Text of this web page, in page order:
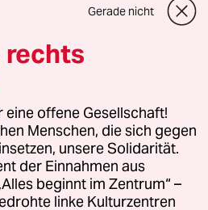
GmbH
Fragen oder für Genehmigungen
Kommune-Richtlinien
Gerade nicht
rechts
offene Gesellschaft!
Menschen, die sich gegen
unsere Solidarität.
der Einnahmen aus
beginnt im Zentrum“ –
linke Kulturzentren